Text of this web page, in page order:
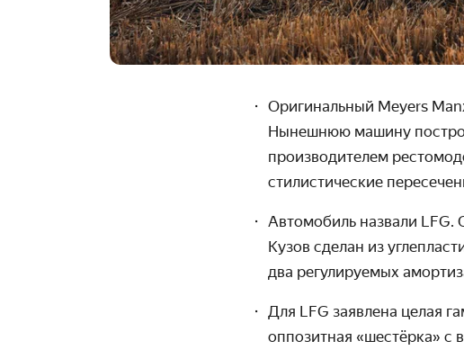
Оригинальный Meyers
Нынешнюю машину
производителем
стилистические
Автомобиль назвали LFG.
Кузов сделан из
два регулируемых
Для LFG заявлена целая
оппозитная «шестёрка»